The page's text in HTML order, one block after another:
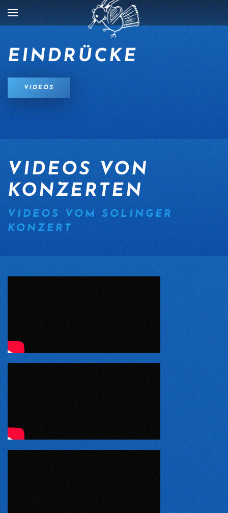
Zum Hauptinhalt springen
EINDRÜCKE
VIDEOS
VIDEOS VON
KONZERTEN
VIDEOS VOM SOLINGER
KONZERT